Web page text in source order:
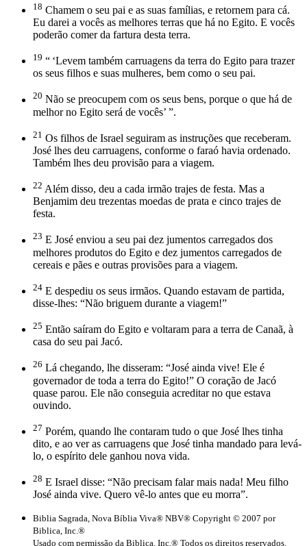
18 Chamem o seu pai e as suas famílias, e retornem para cá.
Eu darei a vocês as melhores terras que há no Egito. E vocês
poderão comer da fartura desta terra.
19 “ ‘Levem também carruagens da terra do Egito para trazer
os seus filhos e suas mulheres, bem como o seu pai.
20 Não se preocupem com os seus bens, porque o que há de
melhor no Egito será de vocês’ ”.
21 Os filhos de Israel seguiram as instruções que receberam.
José lhes deu carruagens, conforme o faraó havia ordenado.
Também lhes deu provisão para a viagem.
22 Além disso, deu a cada irmão trajes de festa. Mas a
Benjamim deu trezentas moedas de prata e cinco trajes de
festa.
23 E José enviou a seu pai dez jumentos carregados dos
melhores produtos do Egito e dez jumentos carregados de
cereais e pães e outras provisões para a viagem.
24 E despediu os seus irmãos. Quando estavam de partida,
disse-lhes: “Não briguem durante a viagem!”
25 Então saíram do Egito e voltaram para a terra de Canaã, à
casa do seu pai Jacó.
26 Lá chegando, lhe disseram: “José ainda vive! Ele é
governador de toda a terra do Egito!” O coração de Jacó
quase parou. Ele não conseguia acreditar no que estava
ouvindo.
27 Porém, quando lhe contaram tudo o que José lhes tinha
dito, e ao ver as carruagens que José tinha mandado para levá-
lo, o espírito dele ganhou nova vida.
28 E Israel disse: “Não precisam falar mais nada! Meu filho
José ainda vive. Quero vê-lo antes que eu morra”.
Biblia Sagrada, Nova Bíblia Viva® NBV® Copyright © 2007 por
Biblica, Inc.®
Usado com permissão da Biblica, Inc.® Todos os direitos reservados.